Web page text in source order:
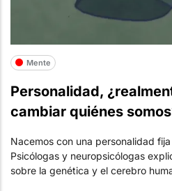
Mente
Personalidad,
cambiar quiénes
Nacemos con una personalidad
Psicólogas y neuropsicólogas
sobre la genética y el cerebro